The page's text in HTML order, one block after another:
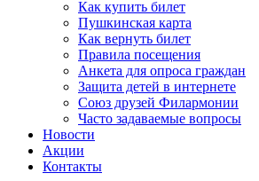
Как купить билет
Пушкинская карта
Как вернуть билет
Правила посещения
Анкета для опроса граждан
Защита детей в интернете
Союз друзей Филармонии
Часто задаваемые вопросы
Новости
Акции
Контакты